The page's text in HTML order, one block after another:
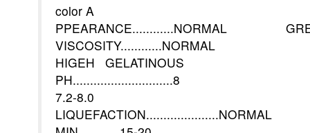
color A
PPEARANCE............NORMAL
VISCOSITY............NORMAL
HIGEH GELATINOUS
PH.............................8
7.2-8.0